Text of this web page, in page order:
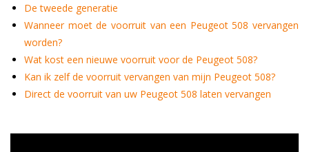
De tweede generatie
Wanneer moet de voorruit van een Peugeot 508 vervangen
worden?
Wat kost een nieuwe voorruit voor de Peugeot 508?
Kan ik zelf de voorruit vervangen van mijn Peugeot 508?
Direct de voorruit van uw Peugeot 508 laten vervangen